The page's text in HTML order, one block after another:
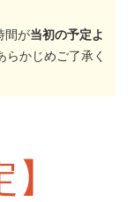
間が当初の予定よ
らかじめご了承く